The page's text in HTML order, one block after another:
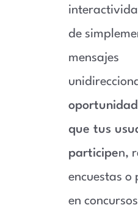
de
mensajes
que tus
participen,
encuestas o
en